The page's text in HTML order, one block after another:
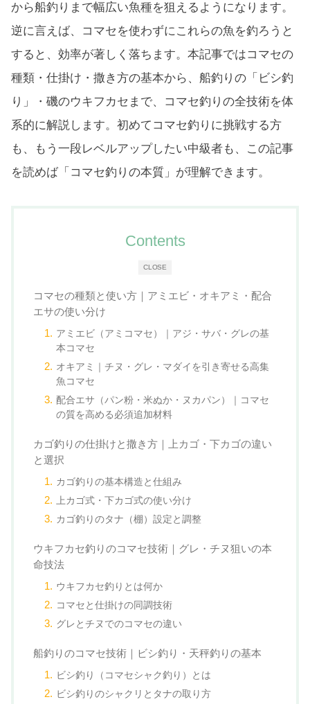
から船釣りまで幅広い魚種を狙えるようになります。
逆に言えば、コマセを使わずにこれらの魚を釣ろうと
すると、効率が著しく落ちます。本記事ではコマセの
種類・仕掛け・撒き方の基本から、船釣りの「ビシ釣
り」・磯のウキフカセまで、コマセ釣りの全技術を体
系的に解説します。初めてコマセ釣りに挑戦する方
も、もう一段レベルアップしたい中級者も、この記事
を読めば「コマセ釣りの本質」が理解できます。
CLOSE
Contents
コマセの種類と使い方｜アミエビ・オキアミ・配合
エサの使い分け
アミエビ（アミコマセ）｜アジ・サバ・グレの基
本コマセ
オキアミ｜チヌ・グレ・マダイを引き寄せる高集
魚コマセ
配合エサ（パン粉・米ぬか・ヌカパン）｜コマセ
の質を高める必須追加材料
カゴ釣りの仕掛けと撒き方｜上カゴ・下カゴの違い
と選択
カゴ釣りの基本構造と仕組み
上カゴ式・下カゴ式の使い分け
カゴ釣りのタナ（棚）設定と調整
ウキフカセ釣りのコマセ技術｜グレ・チヌ狙いの本
命技法
ウキフカセ釣りとは何か
コマセと仕掛けの同調技術
グレとチヌでのコマセの違い
船釣りのコマセ技術｜ビシ釣り・天秤釣りの基本
ビシ釣り（コマセシャク釣り）とは
ビシ釣りのシャクリとタナの取り方